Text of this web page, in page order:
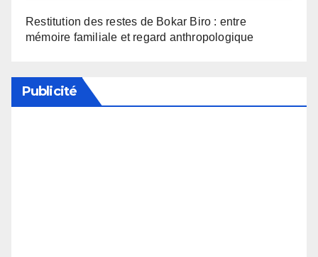
Restitution des restes de Bokar Biro : entre
mémoire familiale et regard anthropologique
Publicité